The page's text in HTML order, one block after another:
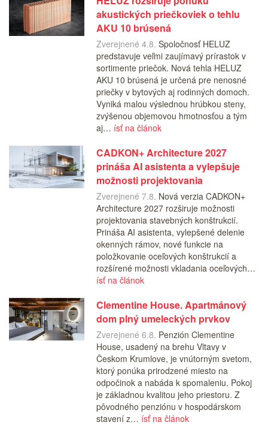
akustických priečkoviek o tehlu
AKU 10 brúsená
Zverejnené 4.8. Spoločnosť HELUZ
predstavuje veľmi zaujímavý prírastok v
sortimente priečok. Nová tehla HELUZ
AKU 10 brúsená je určená pre nenosné
priečky v bytových aj rodinných domoch.
Vyniká malou výslednou hrúbkou steny,
zvýšenou objemovou hmotnosťou a tým
aj… ísť na článok
CADKON+ Architecture 2027
prináša AI asistenta a vylepšuje
možnosti projektovania
Zverejnené 7.8. Nová verzia CADKON+
Architecture 2027 rozširuje možnosti
projektovania stavebných konštrukcií.
Prináša AI asistenta, vylepšené delenie
okenných rámov, nové funkcie na
položkovanie oceľových konštrukcií a
rozšírené možnosti vkladania oceľových…
ísť na článok
Clementine House. Apartmánový
dom plný umeleckých prvkov
Zverejnené 6.8. Penzión Clementine
House, usadený na brehu Vltavy v
Českom Krumlove, je vnútorným svetom,
ktorý ponúka prirodzené miesto na
odpočinok a nabáda k spomaleniu. Pokoj
je základnou kvalitou jeho priestoru. Z
pôvodného penziónu v hospodárskom
stavení z… ísť na článok